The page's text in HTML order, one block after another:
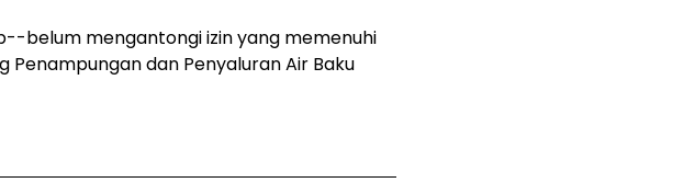
belum mengantongi izin yang memenuhi
Penampungan dan Penyaluran Air Baku